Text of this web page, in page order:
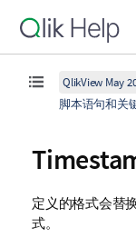
QlikView May
脚本语句和关
定义的格式会替
式。